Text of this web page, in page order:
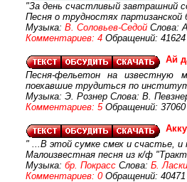
"За день счастливый завтрашний
Песня о трудностях партизанской
Музыка: В. Соловьев-Седой Слова:
Комментариев: 4 Обращений: 41624
Ай
Песня-фельетон на известную
поехавшие трудиться по
Музыка: Э. Рознер Слова: В.
Комментариев: 5 Обращений: 37060
" ...В этой сумке смех и счастье,
Малоизвестная песня из к/ф
Музыка: бр. Покрасс Слова: Б.
Комментариев: 0 Обращений: 40471